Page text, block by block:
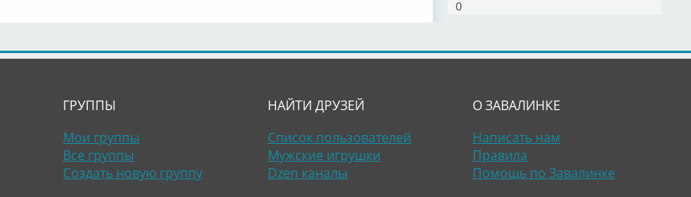
0
ГРУППЫ
Мои группы
Все группы
Создать новую группу
НАЙТИ ДРУЗЕЙ
Список пользователей
Мужские игрушки
Dzen каналы
О ЗАВАЛИНКЕ
Написать нам
Правила
Помощь по Завалинке